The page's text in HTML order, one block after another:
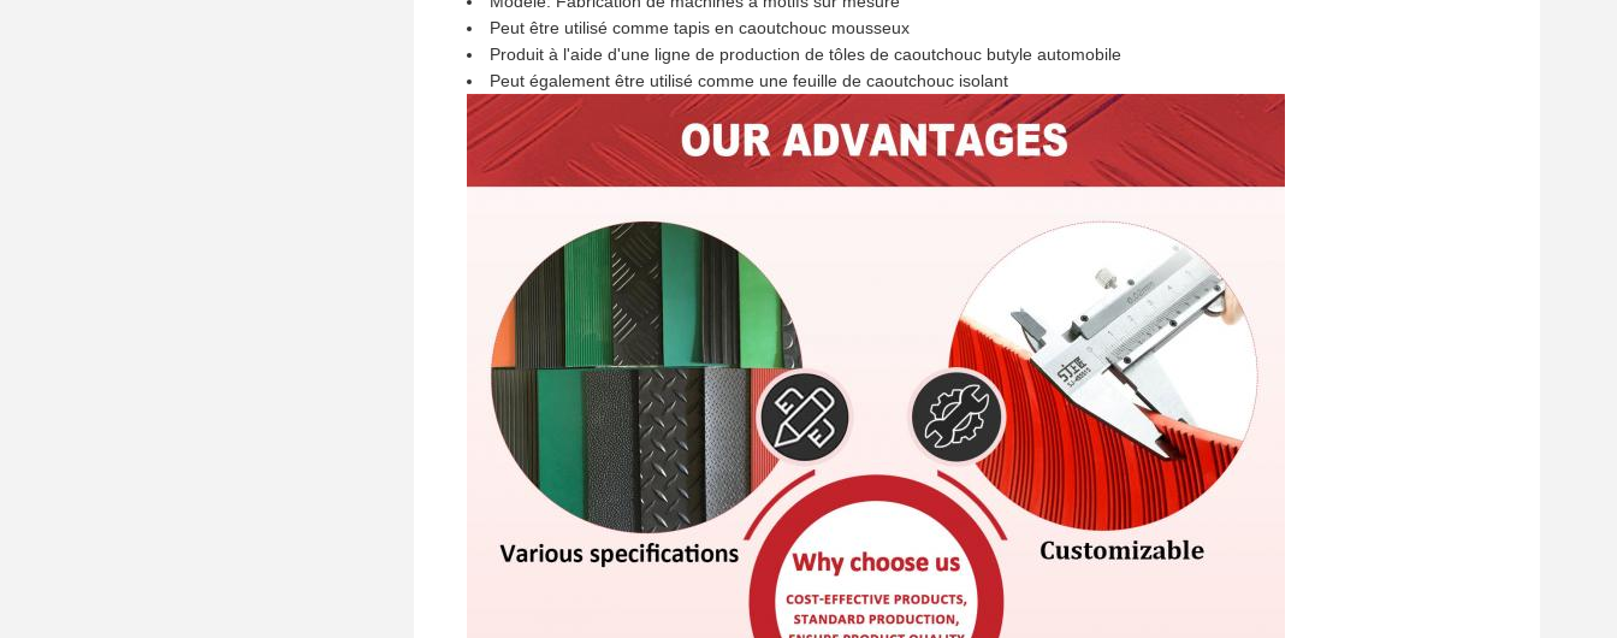
Peut être utilisé comme tapis en caoutchouc mousseux
Produit à l'aide d'une ligne de production de tôles de caoutchouc butyle automobile
Peut également être utilisé comme une feuille de caoutchouc isolant